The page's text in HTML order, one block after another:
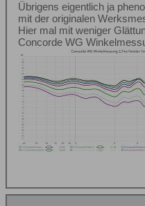
Übrigens eigentlich ja
mit der originalen
Hier mal mit weniger
Concorde WG